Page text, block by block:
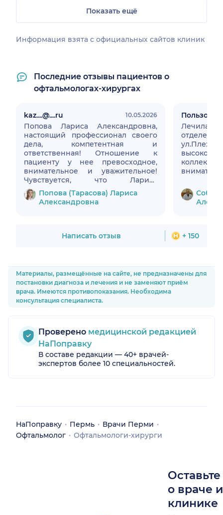
Показать ещё
Информация взята c официальных сайтов клиник
Последние отзывы пациентов о
офтальмологах-хирургах
kaz....@....ru 10.05.2026
Попова Лариса Александровна,
настоящий профессионал своего
дела, компетентная и
ответственная! Отношение к
пациенту у нее превосходное,
внимательное и уважительное!
Чувствуется, что Лариса
Александровна знает свое дело!
От всей души рекомендую её, как
отличного специалиста. Спасибо
Попова (Тарасова) Лариса
Александровна
Лечилась
отделении
высокого
Написать отзыв + 150
Материалы, размещённые на сайте, не предназначены для
постановки диагноза и лечения и не заменяют приём
врача. Имеются противопоказания. Необходима
консультация специалиста.
Проверено медицинской редакцией
НаПоправку
В составе редакции — 40+ врачей-
экспертов более 10 специальностей.
НаПоправку Пермь
Врачи Перми
Офтальмолог
Офтальмологи-хирурги
о враче
клинике